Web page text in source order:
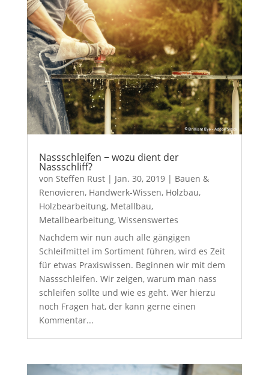
Nassschleifen − wozu dient der
Nassschliff?
von Steffen Rust| Jan. 30, 2019| Bauen &
Renovieren, Handwerk-Wissen, Holzbau,
Holzbearbeitung, Metallbau,
Metallbearbeitung, Wissenswertes
Nachdem wir nun auch alle gängigen
Schleifmittel im Sortiment führen, wird es Zeit
für etwas Praxiswissen. Beginnen wir mit dem
Nassschleifen. Wir zeigen, warum man nass
schleifen sollte und wie es geht. Wer hierzu
noch Fragen hat, der kann gerne einen
Kommentar...